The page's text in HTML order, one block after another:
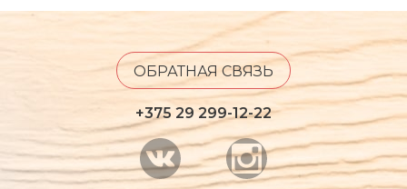
ОБРАТНАЯ СВЯЗЬ
+375 29 299-12-22